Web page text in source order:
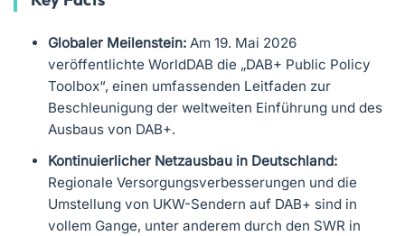
Globaler Meilenstein: Am 19. Mai 2026
veröffentlichte WorldDAB die „DAB+ Public Policy
Toolbox“, einen umfassenden Leitfaden zur
Beschleunigung der weltweiten Einführung und des
Ausbaus von DAB+.
Kontinuierlicher Netzausbau in Deutschland:
Regionale Versorgungsverbesserungen und die
Umstellung von UKW-Sendern auf DAB+ sind in
vollem Gange, unter anderem durch den SWR in